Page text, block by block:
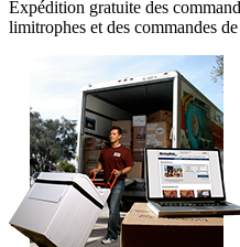
Expédition gratuite des
limitrophes et des commandes